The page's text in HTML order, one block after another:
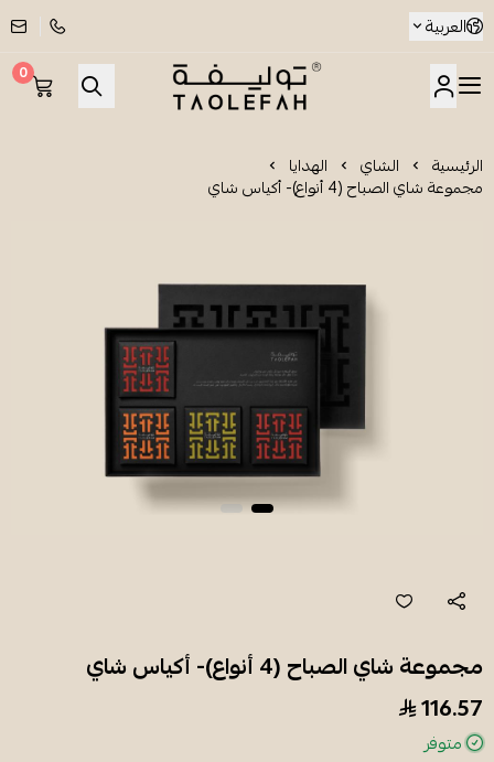
العربية
شاي توليفة
0
الرئيسية الشاي الهدايا
مجموعة شاي الصباح (4 أنواع)- أكياس شاي
مجموعة شاي الصباح (4 أنواع)- أكياس شاي
116.57
متوفر